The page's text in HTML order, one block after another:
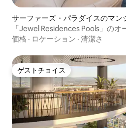
サーファーズ・パラダイスのマン
ト
「Jewel Residences Pools」の
イート
価格 · ロケーション · 清潔さ
ゲストチョイス
ゲストチョイス